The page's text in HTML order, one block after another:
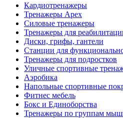
Кардиотренажеры
Тренажеры Apex
Силовые тренажеры
Тренажеры для
Диски, грифы, гантели
Станции для
Тренажеры для подростков
Уличные спортивные
Аэробика
Напольные спортивные
Фитнес мебель
Бокс и Единоборства
Тренажеры по группам